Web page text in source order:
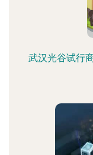
武汉光谷试行